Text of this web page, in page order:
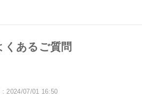
くあるご質問
: 2024/07/01 16:50